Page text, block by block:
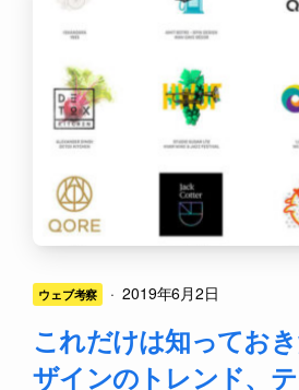
ウェブ考察 · 2019年6月2日
これだけは知ってお
ザインのトレンド、